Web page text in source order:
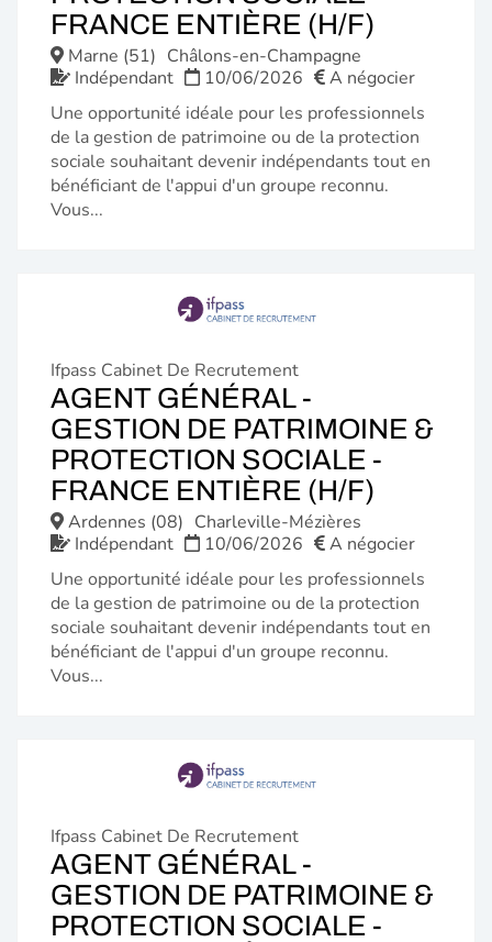
FRANCE ENTIÈRE (H/F)
Marne (51) Châlons-en-Champagne
Indépendant
10/06/2026
A négocier
Une opportunité idéale pour les professionnels
de la gestion de patrimoine ou de la protection
sociale souhaitant devenir indépendants tout en
bénéficiant de l'appui d'un groupe reconnu.
Vous...
Ifpass Cabinet De Recrutement
AGENT GÉNÉRAL -
GESTION DE PATRIMOINE &
PROTECTION SOCIALE -
FRANCE ENTIÈRE (H/F)
Ardennes (08) Charleville-Mézières
Indépendant
10/06/2026
A négocier
Une opportunité idéale pour les professionnels
de la gestion de patrimoine ou de la protection
sociale souhaitant devenir indépendants tout en
bénéficiant de l'appui d'un groupe reconnu.
Vous...
Ifpass Cabinet De Recrutement
AGENT GÉNÉRAL -
GESTION DE PATRIMOINE &
PROTECTION SOCIALE -